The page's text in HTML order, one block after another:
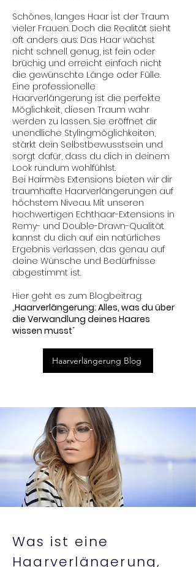
Schönes, langes Haar ist der Traum
vieler Frauen. Doch die Realität sieht
oft anders aus: Das Haar wächst
nicht schnell genug, ist fein oder
brüchig und erreicht einfach nicht
die gewünschte Länge oder Fülle.
Eine professionelle
Haarverlängerung ist die perfekte
Möglichkeit, diesen Traum wahr
werden zu lassen. Sie eröffnet dir
unendliche Stylingmöglichkeiten,
stärkt dein Selbstbewusstsein und
sorgt dafür, dass du dich in deinem
Look rundum wohlfühlst.
Bei Hairmès Extensions bieten wir dir
traumhafte Haarverlängerungen auf
höchstem Niveau. Mit unseren
hochwertigen Echthaar-Extensions in
Remy- und Double-Drawn-Qualität
kannst du dich auf ein natürliches
Ergebnis verlassen, das genau auf
deine Wünsche und Bedürfnisse
abgestimmt ist.
Hier geht es zum Blogbeitrag:
„Haarverlängerung: Alles, was du über
die Verwandlung deines Haares
wissen musst“
Haarverlängerung Blog
Was ist eine
Haarverlängerung,